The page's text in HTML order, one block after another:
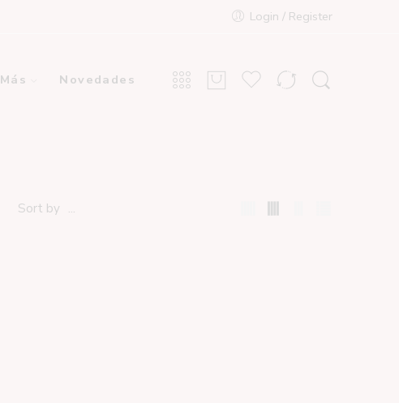
Login / Register
Más Novedades
Sort by ...